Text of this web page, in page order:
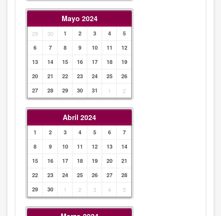
Mayo 2024
29 30 1 2 3 4
5
6
7 8 9 10 11
12
13
14 15 16 17 18
19
20
21 22 23 24 25
26
27
28 29 30 31 1 2
Abril 2024
1 2 3 4 5 6
7
8
9 10 11 12 13
14
15
16 17 18 19 20
21
22
23 24 25 26 27
28
29
30 1 2 3 4 5